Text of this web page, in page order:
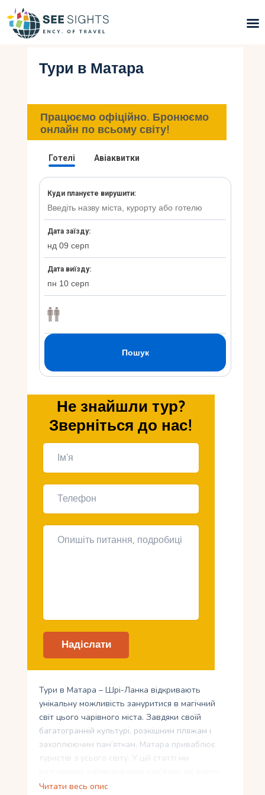
Пошук турів
Типи Турів
Країни
Інфо
Контакти
Тури в Матара
Працюємо офіційно. Бронюємо
онлайн по всьому світу!
Не знайшли тур?
Зверніться до нас!
Тури в Матара – Шрі-Ланка відкривають
унікальну можливість зануритися в магічний
світ цього чарівного міста. Завдяки своїй
багатогранній культурі, розкішним пляжам і
захоплюючим пам’яткам, Матара приваблює
туристів з усього світу. У цій статті ми
відвідати, насолодимось магією природи на
Читати весь опис